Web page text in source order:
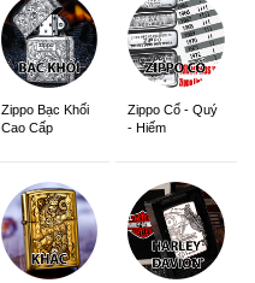
Zippo Bạc Khối
Cao Cấp
Zippo Cổ - Quý
- Hiếm